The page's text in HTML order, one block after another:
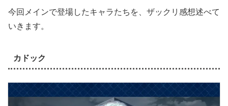
今回メインで登場したキャラたちを、ザックリ感想述べて
いきます。
カドック